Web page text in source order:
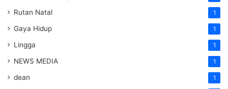
Rutan Natal 1
Gaya Hidup 1
Lingga 1
NEWS MEDIA 1
dean 1